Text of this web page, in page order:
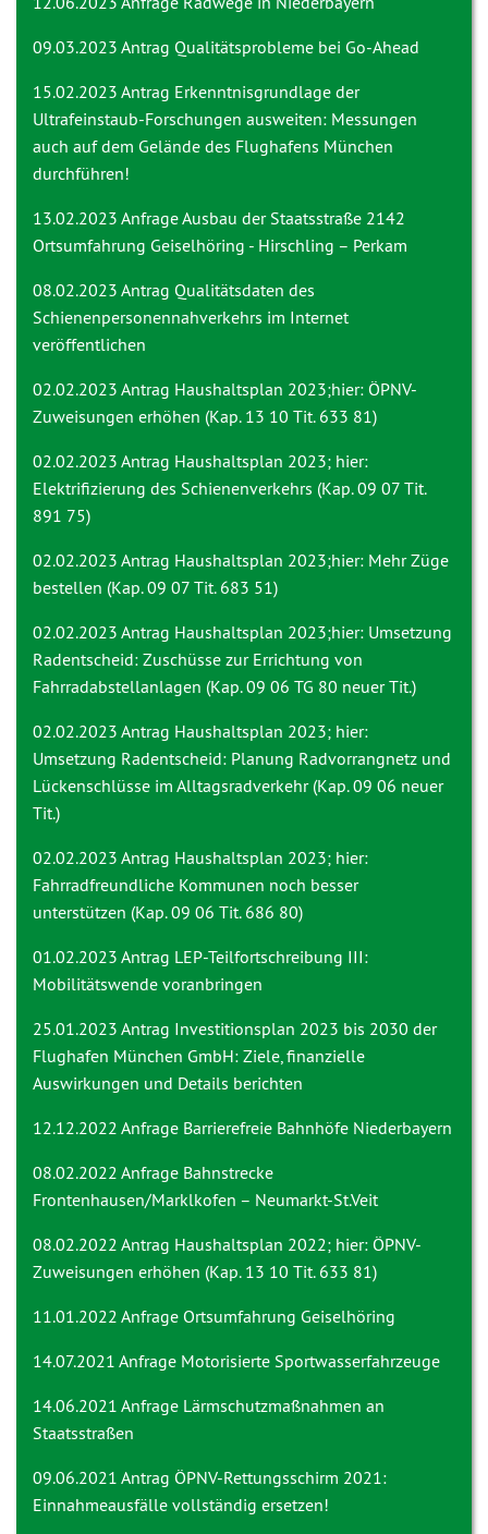
09.03.2023 Antrag Qualitätsprobleme bei Go-Ahead
15.02.2023 Antrag Erkenntnisgrundlage der
Ultrafeinstaub-Forschungen ausweiten: Messungen
auch auf dem Gelände des Flughafens München
durchführen!
13.02.2023 AnfrageAusbau der Staatsstraße 2142
Ortsumfahrung Geiselhöring - Hirschling – Perkam
08.02.2023 Antrag Qualitätsdaten des
Schienenpersonennahverkehrs im Internet
veröffentlichen
02.02.2023 Antrag Haushaltsplan 2023;hier: ÖPNV-
Zuweisungen erhöhen (Kap. 13 10 Tit. 633 81)
02.02.2023 Antrag Haushaltsplan 2023; hier:
Elektrifizierung des Schienenverkehrs (Kap. 09 07 Tit.
891 75)
02.02.2023 Antrag Haushaltsplan 2023;hier: Mehr Züge
bestellen (Kap. 09 07 Tit. 683 51)
02.02.2023 Antrag Haushaltsplan 2023;hier: Umsetzung
Radentscheid: Zuschüsse zur Errichtung von
Fahrradabstellanlagen (Kap. 09 06 TG 80 neuer Tit.)
02.02.2023 Antrag Haushaltsplan 2023; hier:
Umsetzung Radentscheid: Planung Radvorrangnetz und
Lückenschlüsse im Alltagsradverkehr (Kap. 09 06 neuer
Tit.)
02.02.2023 Antrag Haushaltsplan 2023; hier:
Fahrradfreundliche Kommunen noch besser
unterstützen (Kap. 09 06 Tit. 686 80)
01.02.2023 Antrag LEP-Teilfortschreibung III:
Mobilitätswende voranbringen
25.01.2023 Antrag Investitionsplan 2023 bis 2030 der
Flughafen München GmbH: Ziele, finanzielle
Auswirkungen und Details berichten
12.12.2022 Anfrage Barrierefreie Bahnhöfe Niederbayern
08.02.2022 Anfrage Bahnstrecke
Frontenhausen/Marklkofen – Neumarkt-St.Veit
08.02.2022 Antrag Haushaltsplan 2022; hier: ÖPNV-
Zuweisungen erhöhen (Kap. 13 10 Tit. 633 81)
11.01.2022 Anfrage Ortsumfahrung Geiselhöring
14.07.2021 Anfrage Motorisierte Sportwasserfahrzeuge
14.06.2021 Anfrage Lärmschutzmaßnahmen an
Staatsstraßen
09.06.2021 Antrag ÖPNV-Rettungsschirm 2021:
Einnahmeausfälle vollständig ersetzen!